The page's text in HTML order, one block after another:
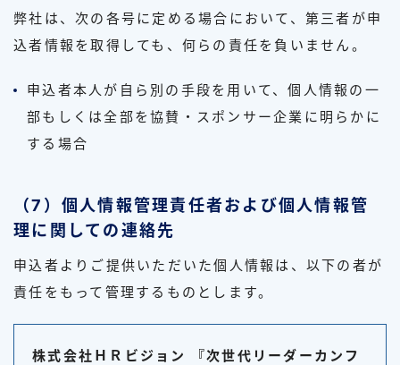
弊社は、次の各号に定める場合において、第三者が申
込者情報を取得しても、何らの責任を負いません。
申込者本人が自ら別の手段を用いて、個人情報の一
部もしくは全部を協賛・スポンサー企業に明らかに
する場合
（7）個人情報管理責任者および個人情報管
理に関しての連絡先
申込者よりご提供いただいた個人情報は、以下の者が
責任をもって管理するものとします。
株式会社ＨＲビジョン 『次世代リーダーカンフ